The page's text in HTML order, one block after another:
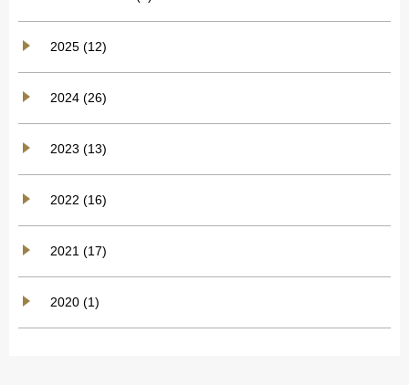
2025 (12)
2024 (26)
2023 (13)
2022 (16)
2021 (17)
2020 (1)